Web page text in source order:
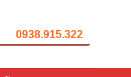
0938.915.322